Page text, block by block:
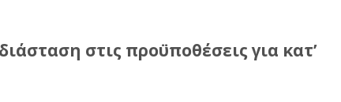
στις προϋποθέσεις για κατ’